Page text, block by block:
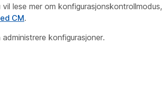
lese mer om konfigurasjonskontrollmodus,
CM.
konfigurasjoner.